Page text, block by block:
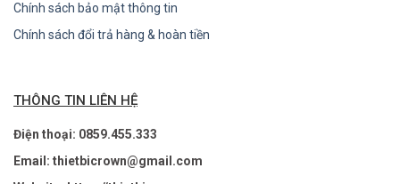
Chính sách bảo mật thông tin
Chính sách đổi trả hàng & hoàn tiền
THÔNG TIN LIÊN HỆ
Điện thoại: 0859.455.333
Email: thietbicrown@gmail.com